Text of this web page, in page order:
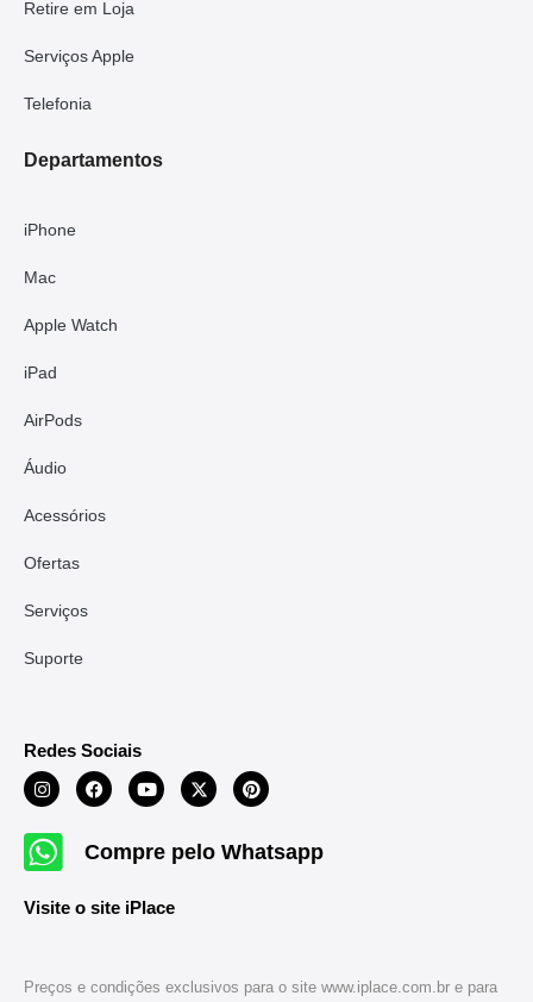
Retire em Loja
Serviços Apple
Telefonia
Departamentos
iPhone
Mac
Apple Watch
iPad
AirPods
Áudio
Acessórios
Ofertas
Serviços
Suporte
Redes Sociais
Compre pelo Whatsapp
Visite o site iPlace
Preços e condições exclusivos para o site www.iplace.com.br e para